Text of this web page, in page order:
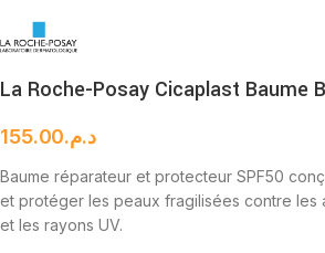
La Roche-Posay Cicaplast Baume
د.م.155.00
Baume réparateur et protecteur SPF50
et protéger les peaux fragilisées contre les
et les rayons UV.